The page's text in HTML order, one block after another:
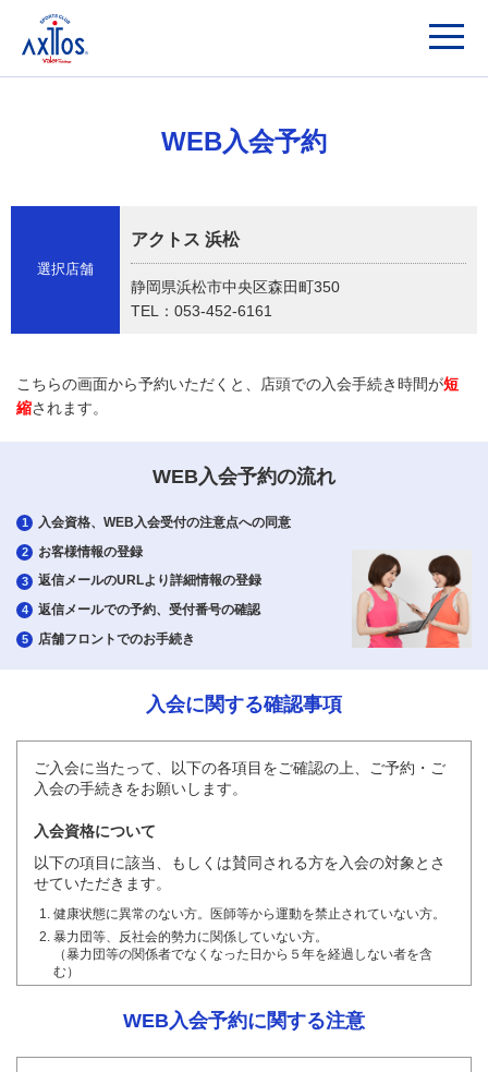
WEB入会予約
選択店舗
アクトス 浜松
静岡県浜松市中央区森田町350
TEL：053-452-6161
こちらの画面から予約いただくと、店頭での入会手続き時間が短
縮されます。
WEB入会予約の流れ
1 入会資格、WEB入会受付の注意点への同意
2 お客様情報の登録
3 返信メールのURLより詳細情報の登録
4 返信メールでの予約、受付番号の確認
5 店舗フロントでのお手続き
入会に関する確認事項
ご入会に当たって、以下の各項目をご確認の上、ご予約・ご
入会の手続きをお願いします。
入会資格について
以下の項目に該当、もしくは賛同される方を入会の対象とさ
せていただきます。
健康状態に異常のない方。医師等から運動を禁止されていない方。
暴力団等、反社会的勢力に関係していない方。
（暴力団等の関係者でなくなった日から５年を経過しない者を含
む）
日本在住で、日本語を理解できる方。
WEB入会予約に関する注意